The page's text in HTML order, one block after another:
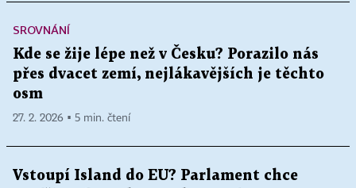
SROVNÁNÍ
Kde se žije lépe než v Česku? Porazilo nás
přes dvacet zemí, nejlákavějších je těchto
osm
27. 2. 2026 ▪ 5 min. čtení
Vstoupí Island do EU? Parlament chce